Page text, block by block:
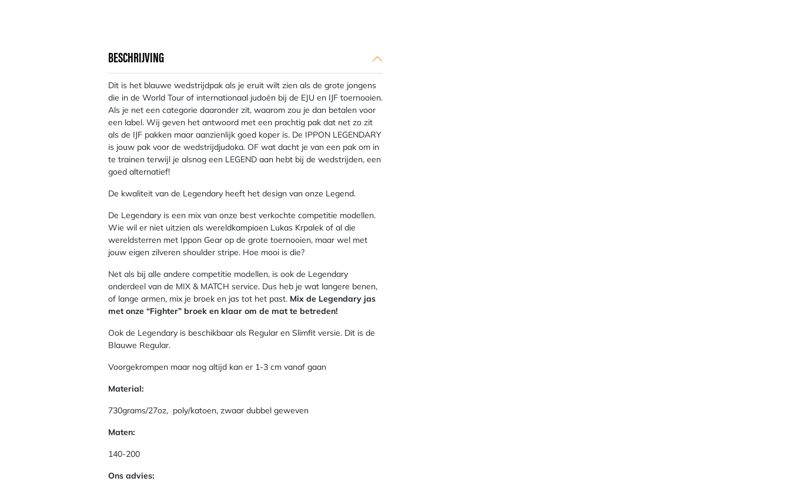
BESCHRIJVING
Dit is het blauwe wedstrijdpak als je eruit wilt zien als de grote jongens
die in de World Tour of internationaal judoën bij de EJU en IJF toernooien.
Als je net een categorie daaronder zit, waarom zou je dan betalen voor
een label. Wij geven het antwoord met een prachtig pak dat net zo zit
als de IJF pakken maar aanzienlijk goed koper is. De IPPON LEGENDARY
is jouw pak voor de wedstrijdjudoka. OF wat dacht je van een pak om in
te trainen terwijl je alsnog een LEGEND aan hebt bij de wedstrijden, een
goed alternatief!
De kwaliteit van de Legendary heeft het design van onze Legend.
De Legendary is een mix van onze best verkochte competitie modellen.
Wie wil er niet uitzien als wereldkampioen Lukas Krpalek of al die
wereldsterren met Ippon Gear op de grote toernooien, maar wel met
jouw eigen zilveren shoulder stripe. Hoe mooi is die?
Net als bij alle andere competitie modellen, is ook de Legendary
onderdeel van de MIX & MATCH service. Dus heb je wat langere benen,
of lange armen, mix je broek en jas tot het past. Mix de Legendary jas
met onze “Fighter” broek en klaar om de mat te betreden!
Ook de Legendary is beschikbaar als Regular en Slimfit versie. Dit is de
Blauwe Regular.
Voorgekrompen maar nog altijd kan er 1-3 cm vanaf gaan
Material:
730grams/27oz, poly/katoen, zwaar dubbel geweven
Maten:
140-200
Ons advies: